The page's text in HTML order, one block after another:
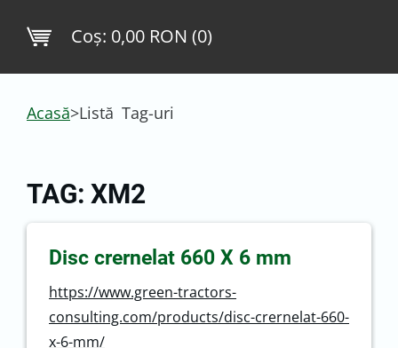
Coş: 0,00 RON (0)
Acasă>Listă Tag-uri
TAG: XM2
Disc crernelat 660 X 6 mm
https://www.green-tractors-
consulting.com/products/disc-crernelat-660-
x-6-mm/